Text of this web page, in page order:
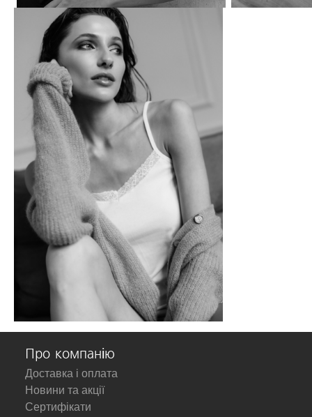
Про компанію
Доставка і оплата
Новини та акції
Сертифікати